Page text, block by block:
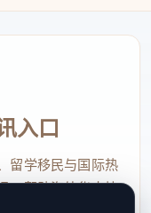
入口
留学移民与国际热
，帮助海外华人快